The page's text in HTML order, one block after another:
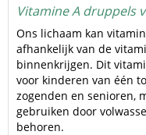
Vitamine A druppels
Ons lichaam kan
afhankelijk van de
binnenkrijgen. Dit
voor kinderen van één
zogenden en senioren,
gebruiken door
behoren.